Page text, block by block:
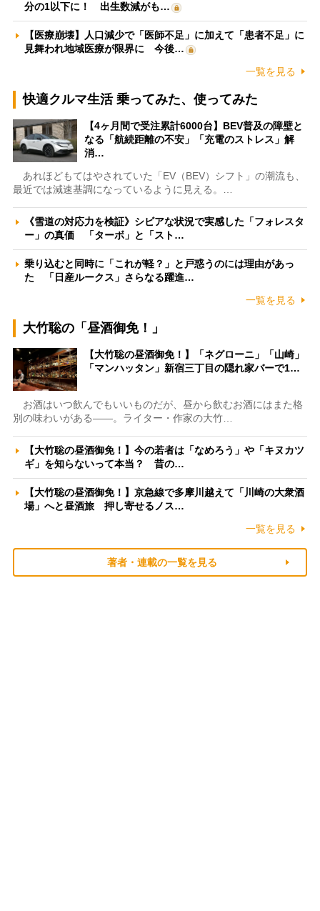
分の1以下に！ 出生数減がも…
【医療崩壊】人口減少で「医師不足」に加えて「患者不足」に
見舞われ地域医療が限界に 今後…
一覧を見る
快適クルマ生活 乗ってみた、使ってみた
【4ヶ月間で受注累計6000台】BEV普及の障壁と
なる「航続距離の不安」「充電のストレス」解
消…
あれほどもてはやされていた「EV（BEV）シフト」の潮流も、
最近では減速基調になっているように見える。…
《雪道の対応力を検証》シビアな状況で実感した「フォレスタ
ー」の真価 「ターボ」と「スト…
乗り込むと同時に「これが軽？」と戸惑うのには理由があっ
た 「日産ルークス」さらなる躍進…
一覧を見る
大竹聡の「昼酒御免！」
【大竹聡の昼酒御免！】「ネグローニ」「山崎」
「マンハッタン」新宿三丁目の隠れ家バーで1…
お酒はいつ飲んでもいいものだが、昼から飲むお酒にはまた格
別の味わいがある――。ライター・作家の大竹…
【大竹聡の昼酒御免！】今の若者は「なめろう」や「キヌカツ
ギ」を知らないって本当？ 昔の…
【大竹聡の昼酒御免！】京急線で多摩川越えて「川崎の大衆酒
場」へと昼酒旅 押し寄せるノス…
一覧を見る
著者・連載の一覧を見る